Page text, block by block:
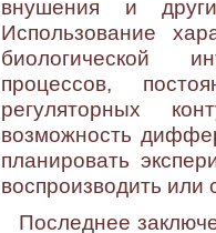
внушения и
Использование
биологической
процессов,
регуляторных
возможность
планировать
воспроизводить
Последнее